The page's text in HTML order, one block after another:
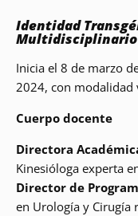
Identidad
Multidisciplinario
Inicia el 8 de marzo
2024, con modalidad
Cuerpo docente
Directora
Kinesióloga experta
Director de
en Urología y Cirugía